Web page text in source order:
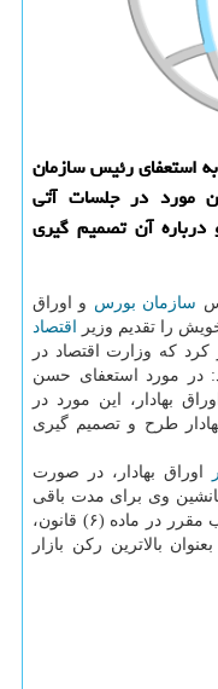
استعفای رئیس سازمان
مورد در جلسات آتی
درباره آن تصمیم گیری
سازمان بورس و اوراق
اقتصاد
که وزارت اقتصاد در
در مورد استعفای حسن
بهادار، این مورد در
طرح و تصمیم گیری
اوراق بهادار، در صورت
وی برای مدت باقی
مانده، ظرف ۱۵ روز حسب مورد به ترتیب مقرر در ماده (۶) قانون،
بالاترین رکن بازار